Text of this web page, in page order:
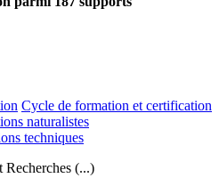
Cycle de formation et certification
naturalistes
techniques
Recherches (...)